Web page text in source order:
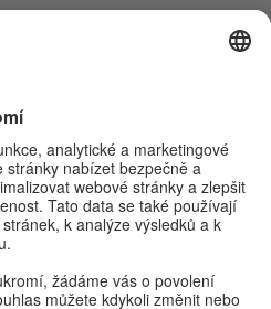
nás můžeš na: